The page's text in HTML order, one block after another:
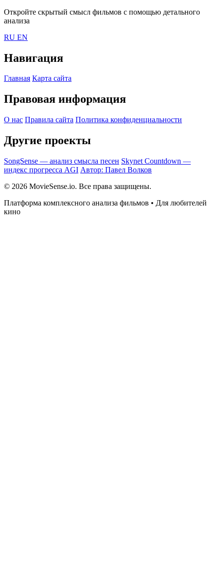
Откройте скрытый смысл фильмов с помощью детального
анализа
RU EN
Навигация
Главная Карта сайта
Правовая информация
О нас Правила сайта Политика конфиденциальности
Другие проекты
SongSense — анализ смысла песен Skynet Countdown —
индекс прогресса AGI Автор: Павел Волков
© 2026 MovieSense.io. Все права защищены.
Платформа комплексного анализа фильмов • Для любителей
кино